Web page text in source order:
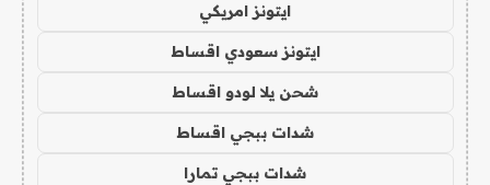
ايتونز امريكي
ايتونز سعودي اقساط
شحن يلا لودو اقساط
شدات ببجي اقساط
شدات ببجي تمارا